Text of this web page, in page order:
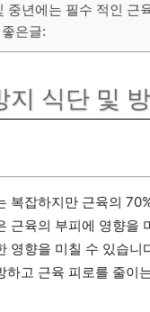
중년에는 필수 적인 근
은글:
지 식단 및
복잡하지만 근육의
근육의 부피에 영향을
영향을 미칠 수 있습니
하고 근육 피로를 줄이